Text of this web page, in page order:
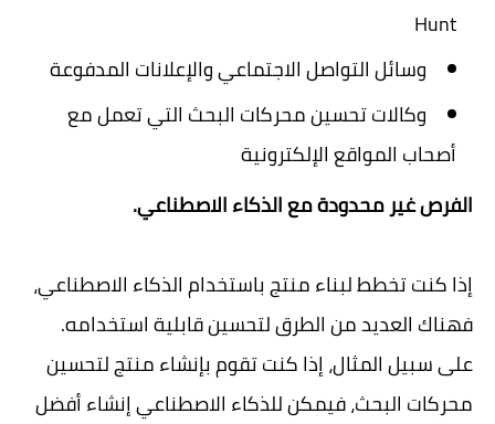
Hunt
وسائل التواصل الاجتماعي والإعلانات المدفوعة
وكالات تحسين محركات البحث التي تعمل مع
أصحاب المواقع الإلكترونية
الفرص غير محدودة مع الذكاء الاصطناعي.
إذا كنت تخطط لبناء منتج باستخدام الذكاء الاصطناعي،
فهناك العديد من الطرق لتحسين قابلية استخدامه.
على سبيل المثال، إذا كنت تقوم بإنشاء منتج لتحسين
محركات البحث، فيمكن للذكاء الاصطناعي إنشاء أفضل